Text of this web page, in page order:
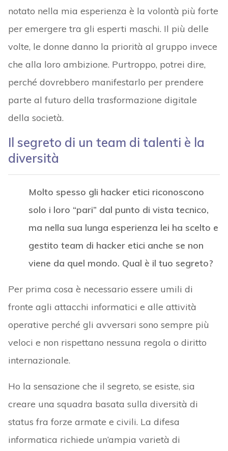
notato nella mia esperienza è la volontà più forte
per emergere tra gli esperti maschi. Il più delle
volte, le donne danno la priorità al gruppo invece
che alla loro ambizione. Purtroppo, potrei dire,
perché dovrebbero manifestarlo per prendere
parte al futuro della trasformazione digitale
della società.
Il segreto di un team di talenti è la
diversità
Molto spesso gli hacker etici riconoscono
solo i loro “pari” dal punto di vista tecnico,
ma nella sua lunga esperienza lei ha scelto e
gestito team di hacker etici anche se non
viene da quel mondo. Qual è il tuo segreto?
Per prima cosa è necessario essere umili di
fronte agli attacchi informatici e alle attività
operative perché gli avversari sono sempre più
veloci e non rispettano nessuna regola o diritto
internazionale.
Ho la sensazione che il segreto, se esiste, sia
creare una squadra basata sulla diversità di
status fra forze armate e civili. La difesa
informatica richiede un’ampia varietà di